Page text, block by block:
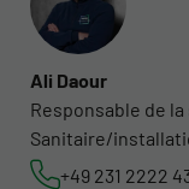
Ali Daour
Responsable de
Sanitaire/
+49 231 2222